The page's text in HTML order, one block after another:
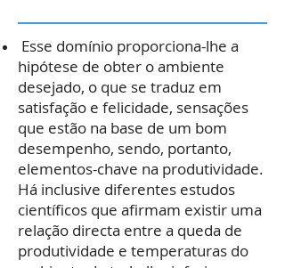
Esse domínio proporciona-lhe a
hipótese de obter o ambiente
desejado, o que se traduz em
satisfação e felicidade, sensações
que estão na base de um bom
desempenho, sendo, portanto,
elementos-chave na produtividade.
Há inclusive diferentes estudos
científicos que afirmam existir uma
relação directa entre a queda de
produtividade e temperaturas do